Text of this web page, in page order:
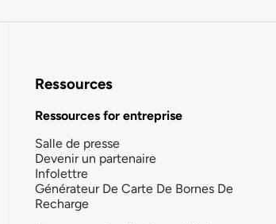
Ressources
Ressources for entreprise
Salle de presse
Devenir un partenaire
Infolettre
Générateur De Carte De Bornes De
Recharge